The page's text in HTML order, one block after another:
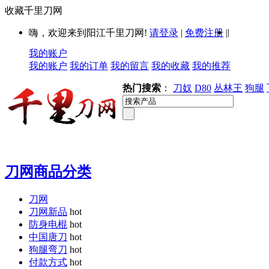
收藏千里刀网
嗨，欢迎来到阳江千里刀网! 请登录 | 免费注册 ||
我的账户
我的账户 我的订单 我的留言 我的收藏 我的推荐
热门搜索 ： 刀奴 D80 丛林王 狗腿
刀网商品分类
刀网
刀网新品 hot
防身电棍 hot
中国唐刀 hot
狗腿弯刀 hot
付款方式 hot